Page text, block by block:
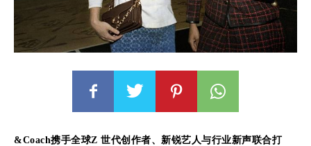
&Coach携手全球Z 世代创作者、新锐艺人与行业新声联合打